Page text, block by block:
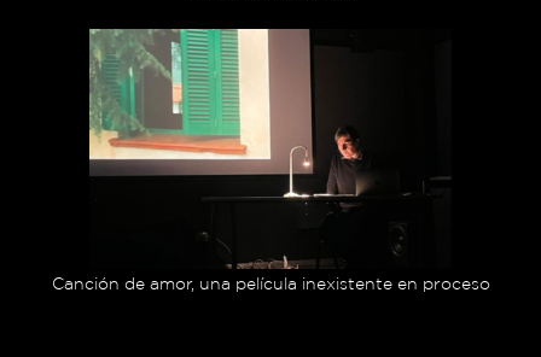
Canción de amor, una película inexistente en proceso